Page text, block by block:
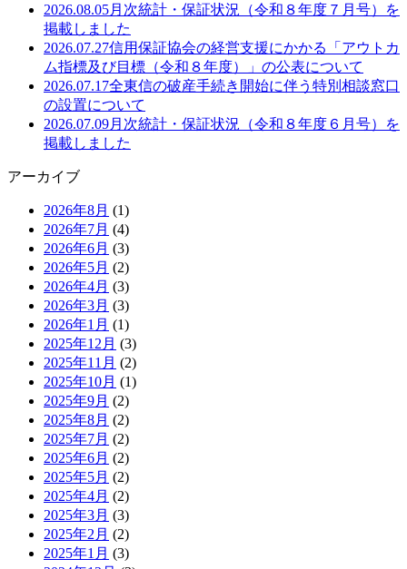
2026.08.05月次統計・保証状況（令和８年度７月号）を
掲載しました
2026.07.27信用保証協会の経営支援にかかる「アウトカ
ム指標及び目標（令和８年度）」の公表について
2026.07.17全東信の破産手続き開始に伴う特別相談窓口
の設置について
2026.07.09月次統計・保証状況（令和８年度６月号）を
掲載しました
アーカイブ
2026年8月 (1)
2026年7月 (4)
2026年6月 (3)
2026年5月 (2)
2026年4月 (3)
2026年3月 (3)
2026年1月 (1)
2025年12月 (3)
2025年11月 (2)
2025年10月 (1)
2025年9月 (2)
2025年8月 (2)
2025年7月 (2)
2025年6月 (2)
2025年5月 (2)
2025年4月 (2)
2025年3月 (3)
2025年2月 (2)
2025年1月 (3)